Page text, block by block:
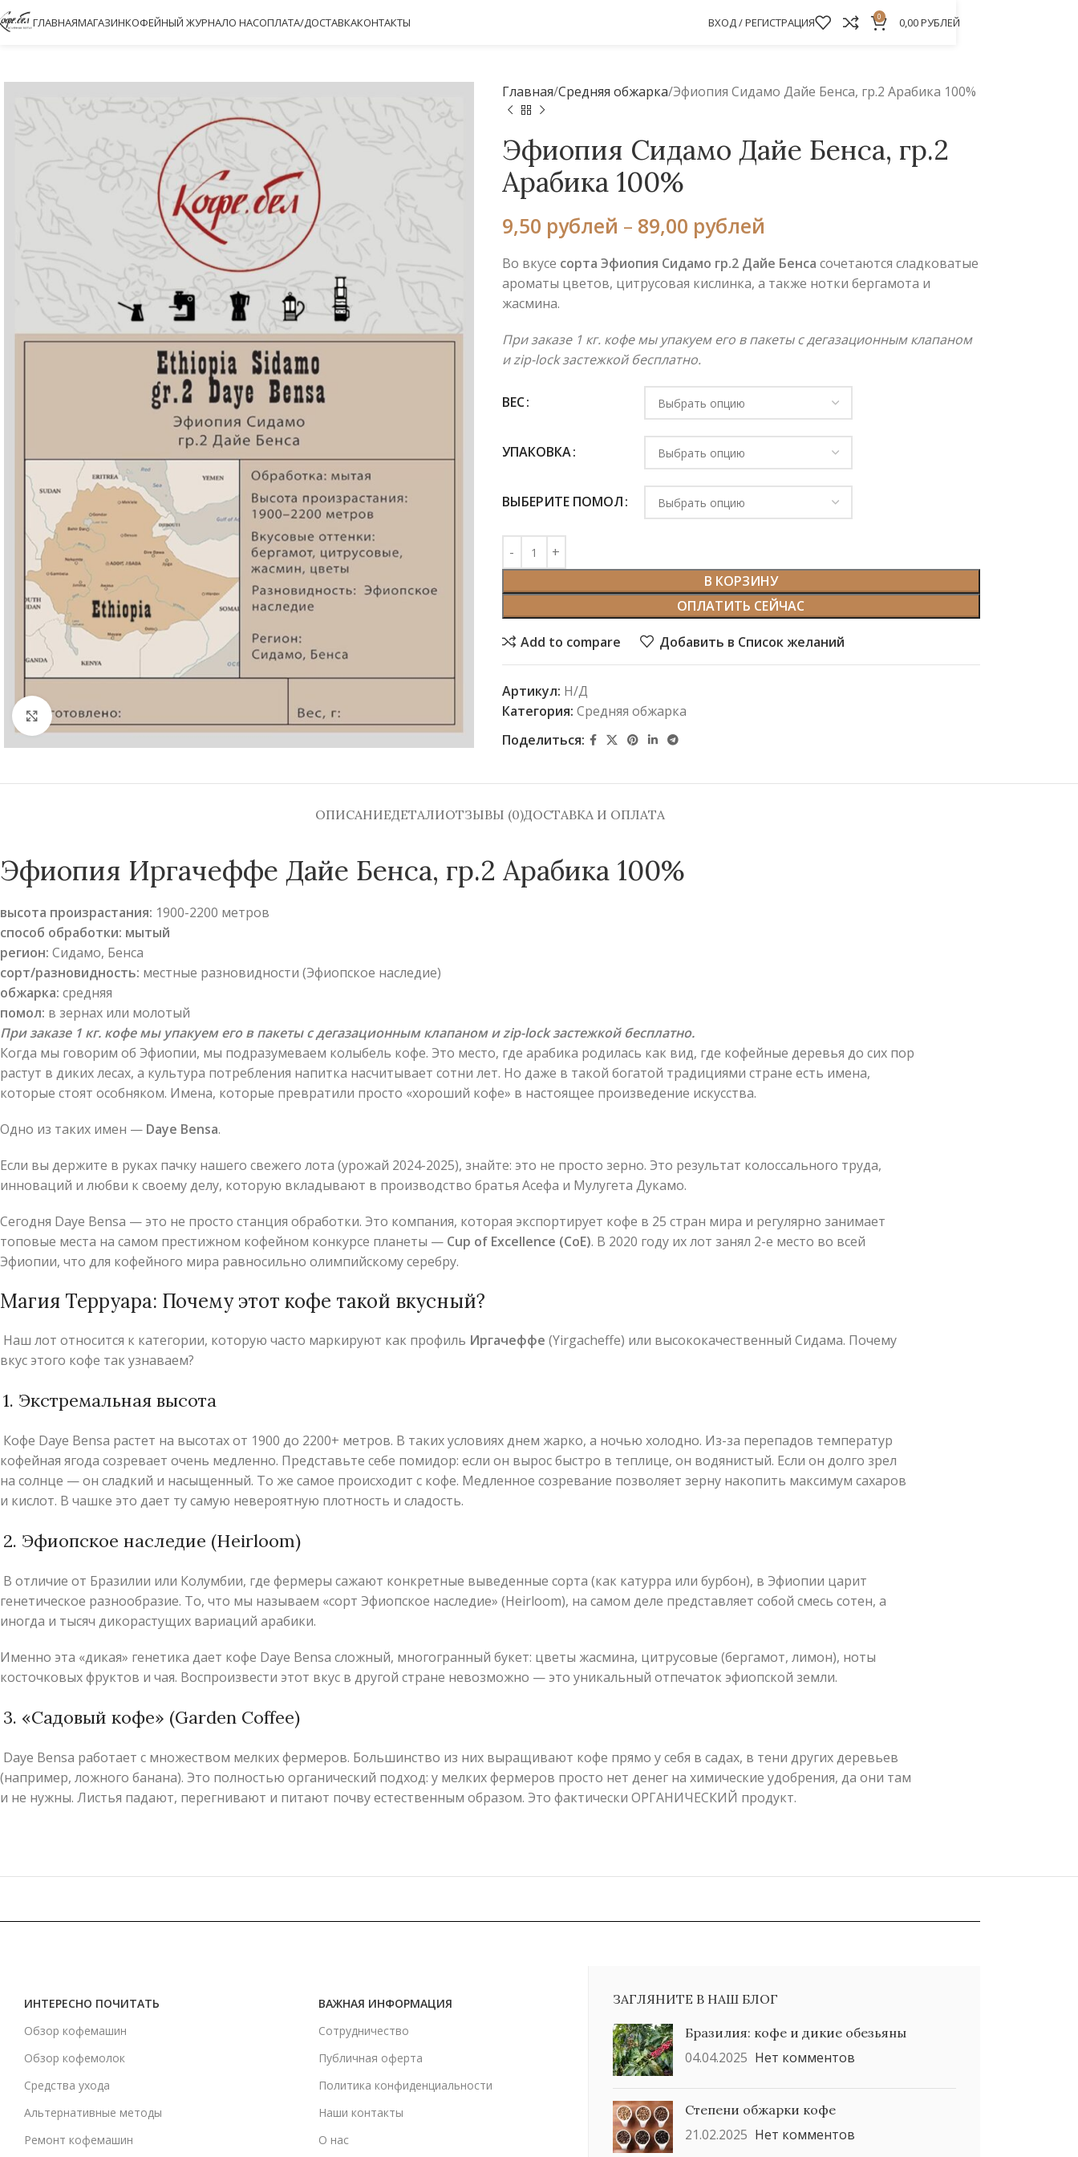
ГЛАВНАЯМАГАЗИНКОФЕЙНЫЙ ЖУРНАЛО НАСОПЛАТА/ДОСТАВКАКОНТАКТЫ ВХОД / РЕГИСТРАЦИЯ 0 0,00РУБЛЕЙ
Нажмите, чтобы увеличить
Главная Средняя обжарка Эфиопия Сидамо Дайе Бенса, гр.2 Арабика 100%
Эфиопия Сидамо Дайе Бенса, гр.2
Арабика 100%
9,50 рублей – 89,00 рублей
Во вкусе сорта Эфиопия Сидамо гр.2 Дайе Бенса сочетаются сладковатые
ароматы цветов, цитрусовая кислинка, а также нотки бергамота и
жасмина.
При заказе 1 кг. кофе мы упакуем его в пакеты с дегазационным клапаном
и zip-lock застежкой бесплатно.
ВЕС
УПАКОВКА
ВЫБЕРИТЕ ПОМОЛ
В КОРЗИНУ
ОПЛАТИТЬ СЕЙЧАС
Add to compare Добавить в Список желаний
Артикул: Н/Д
Категория: Средняя обжарка
Поделиться:
ОПИСАНИЕДЕТАЛИОТЗЫВЫ (0)ДОСТАВКА И ОПЛАТА
Эфиопия Иргачеффе Дайе Бенса, гр.2 Арабика 100%
высота произрастания: 1900-2200 метров
способ обработки: мытый
регион: Сидамо, Бенса
сорт/разновидность: местные разновидности (Эфиопское наследие)
обжарка: средняя
помол: в зернах или молотый
При заказе 1 кг. кофе мы упакуем его в пакеты с дегазационным клапаном и zip-lock застежкой бесплатно.
Когда мы говорим об Эфиопии, мы подразумеваем колыбель кофе. Это место, где арабика родилась как вид, где кофейные деревья до сих пор
растут в диких лесах, а культура потребления напитка насчитывает сотни лет. Но даже в такой богатой традициями стране есть имена,
которые стоят особняком. Имена, которые превратили просто «хороший кофе» в настоящее произведение искусства.
Одно из таких имен — Daye Bensa.
Если вы держите в руках пачку нашего свежего лота (урожай 2024-2025), знайте: это не просто зерно. Это результат колоссального труда,
инноваций и любви к своему делу, которую вкладывают в производство братья Асефа и Мулугета Дукамо.
Сегодня Daye Bensa — это не просто станция обработки. Это компания, которая экспортирует кофе в 25 стран мира и регулярно занимает
топовые места на самом престижном кофейном конкурсе планеты — Cup of Excellence (CoE). В 2020 году их лот занял 2-е место во всей
Эфиопии, что для кофейного мира равносильно олимпийскому серебру.
Магия Терруара: Почему этот кофе такой вкусный?
Наш лот относится к категории, которую часто маркируют как профиль Иргачеффе (Yirgacheffe) или высококачественный Сидама. Почему
вкус этого кофе так узнаваем?
1. Экстремальная высота
Кофе Daye Bensa растет на высотах от 1900 до 2200+ метров. В таких условиях днем жарко, а ночью холодно. Из-за перепадов температур
кофейная ягода созревает очень медленно. Представьте себе помидор: если он вырос быстро в теплице, он водянистый. Если он долго зрел
на солнце — он сладкий и насыщенный. То же самое происходит с кофе. Медленное созревание позволяет зерну накопить максимум сахаров
и кислот. В чашке это дает ту самую невероятную плотность и сладость.
2. Эфиопское наследие (Heirloom)
В отличие от Бразилии или Колумбии, где фермеры сажают конкретные выведенные сорта (как катурра или бурбон), в Эфиопии царит
генетическое разнообразие. То, что мы называем «сорт Эфиопское наследие» (Heirloom), на самом деле представляет собой смесь сотен, а
иногда и тысяч дикорастущих вариаций арабики.
Именно эта «дикая» генетика дает кофе Daye Bensa сложный, многогранный букет: цветы жасмина, цитрусовые (бергамот, лимон), ноты
косточковых фруктов и чая. Воспроизвести этот вкус в другой стране невозможно — это уникальный отпечаток эфиопской земли.
3. «Садовый кофе» (Garden Coffee)
Daye Bensa работает с множеством мелких фермеров. Большинство из них выращивают кофе прямо у себя в садах, в тени других деревьев
(например, ложного банана). Это полностью органический подход: у мелких фермеров просто нет денег на химические удобрения, да они там
и не нужны. Листья падают, перегнивают и питают почву естественным образом. Это фактически ОРГАНИЧЕСКИЙ продукт.
ИНТЕРЕСНО ПОЧИТАТЬ
Обзор кофемашин
Обзор кофемолок
Средства ухода
Альтернативные методы
Ремонт кофемашин
ВАЖНАЯ ИНФОРМАЦИЯ
Сотрудничество
Публичная оферта
Политика конфиденциальности
Наши контакты
О нас
ЗАГЛЯНИТЕ В НАШ БЛОГ
Бразилия: кофе и дикие обезьяны
04.04.2025 Нет комментов
Степени обжарки кофе
21.02.2025 Нет комментов